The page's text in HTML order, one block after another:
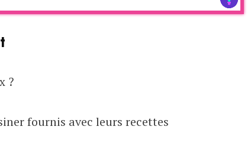
?
fournis avec leurs recettes